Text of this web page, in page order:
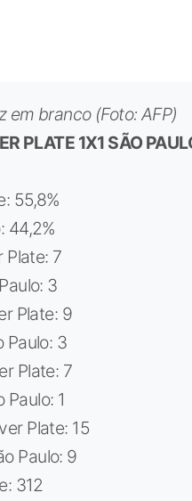
em branco (Foto: AFP)
PLATE 1X1 SÃO
55,8%
44,2%
Plate: 7
3
Plate: 9
Paulo: 3
Plate: 7
1
Plate: 15
Paulo: 9
312